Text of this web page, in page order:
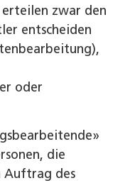
zwar den
entscheiden
oder
die
Auftrag des